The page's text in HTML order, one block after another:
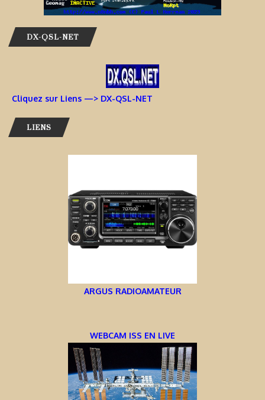
DX-QSL-NET
Cliquez sur Liens —> DX-QSL-NET
LIENS
ARGUS RADIOAMATEUR
WEBCAM ISS EN LIVE